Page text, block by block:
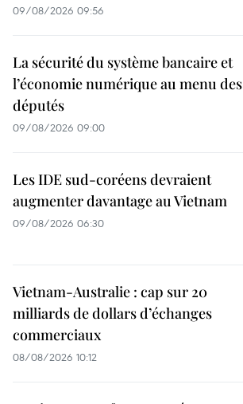
09/08/2026 09:56
La sécurité du système bancaire et
l’économie numérique au menu des
députés
09/08/2026 09:00
Les IDE sud-coréens devraient
augmenter davantage au Vietnam
09/08/2026 06:30
Vietnam-Australie : cap sur 20
milliards de dollars d’échanges
commerciaux
08/08/2026 10:12